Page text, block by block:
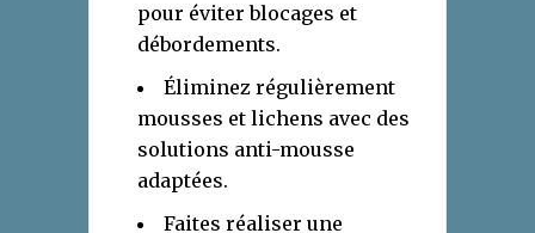
pour éviter blocages et
débordements.
Éliminez régulièrement
mousses et lichens avec des
solutions anti-mousse
adaptées.
Faites réaliser une